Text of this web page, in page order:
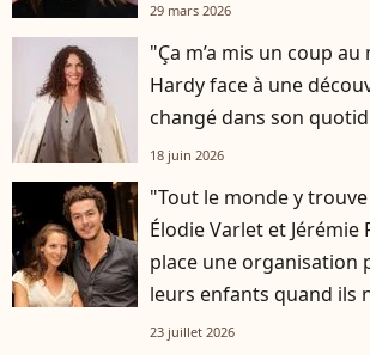
29 mars 2026
"Ça m’a mis un coup
Hardy face à une
changé dans son
18 juin 2026
"Tout le monde y
Élodie Varlet et Jérémie
place une organisation
leurs enfants quand ils
23 juillet 2026